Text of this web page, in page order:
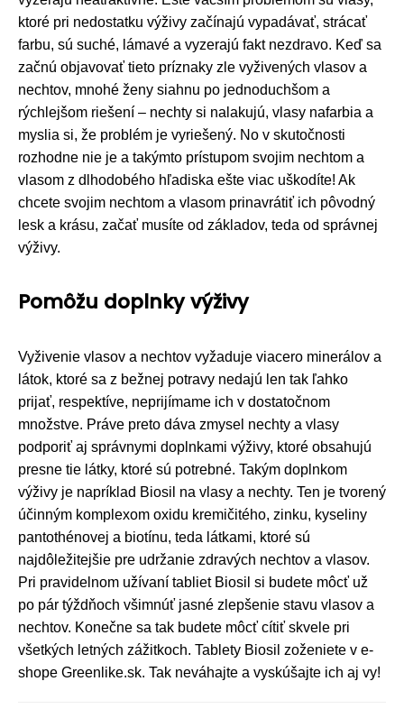
ktoré pri nedostatku výživy začínajú vypadávať, strácať
farbu, sú suché, lámavé a vyzerajú fakt nezdravo. Keď sa
začnú objavovať tieto príznaky zle vyživených vlasov a
nechtov, mnohé ženy siahnu po jednoduchšom a
rýchlejšom riešení – nechty si nalakujú, vlasy nafarbia a
myslia si, že problém je vyriešený. No v skutočnosti
rozhodne nie je a takýmto prístupom svojim nechtom a
vlasom z dlhodobého hľadiska ešte viac uškodíte! Ak
chcete svojim nechtom a vlasom prinavrátiť ich pôvodný
lesk a krásu, začať musíte od základov, teda od správnej
výživy.
Pomôžu doplnky výživy
Vyživenie vlasov a nechtov vyžaduje viacero minerálov a
látok, ktoré sa z bežnej potravy nedajú len tak ľahko
prijať, respektíve, neprijímame ich v dostatočnom
množstve. Práve preto dáva zmysel nechty a vlasy
podporiť aj správnymi doplnkami výživy, ktoré obsahujú
presne tie látky, ktoré sú potrebné. Takým doplnkom
výživy je napríklad Biosil na vlasy a nechty. Ten je tvorený
účinným komplexom oxidu kremičitého, zinku, kyseliny
pantothénovej a biotínu, teda látkami, ktoré sú
najdôležitejšie pre udržanie zdravých nechtov a vlasov.
Pri pravidelnom užívaní tabliet Biosil si budete môcť už
po pár týždňoch všimnúť jasné zlepšenie stavu vlasov a
nechtov. Konečne sa tak budete môcť cítiť skvele pri
všetkých letných zážitkoch. Tablety Biosil zoženiete v e-
shope Greenlike.sk. Tak neváhajte a vyskúšajte ich aj vy!